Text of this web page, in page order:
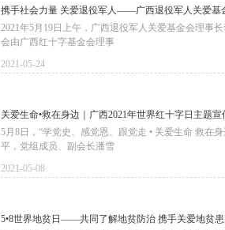
携手社会力量 关爱退役军人——广西退役军人关爱基
2021年5月19日上午，广西退役军人关爱基金会理事
会由广西红十字基金会理事
2021-05-24
关爱生命•救在身边｜广西2021年世界红十字日主题
5月8日，“学党史、感党恩、跟党走 • 关爱生命 救在
平，党组成员、副会长潘雪
2021-05-08
5•8世界地贫日——共同了解地贫防治 携手关爱地贫